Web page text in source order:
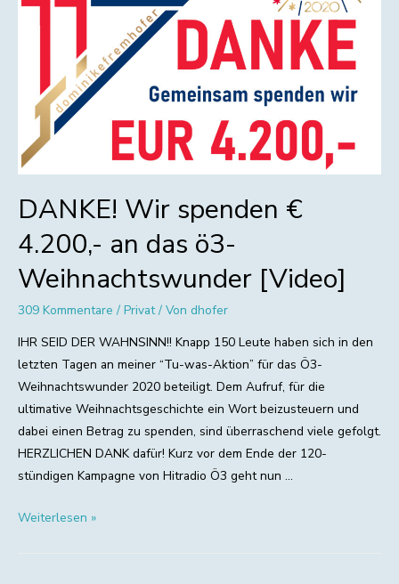
DANKE! Wir spenden €
4.200,- an das ö3-
Weihnachtswunder [Video]
309 Kommentare / Privat/ Von dhofer
IHR SEID DER WAHNSINN!! Knapp 150 Leute haben sich in den
letzten Tagen an meiner “Tu-was-Aktion” für das Ö3-
Weihnachtswunder 2020 beteiligt. Dem Aufruf, für die
ultimative Weihnachtsgeschichte ein Wort beizusteuern und
dabei einen Betrag zu spenden, sind überraschend viele gefolgt.
HERZLICHEN DANK dafür! Kurz vor dem Ende der 120-
stündigen Kampagne von Hitradio Ö3 geht nun …
DANKE!
Weiterlesen »